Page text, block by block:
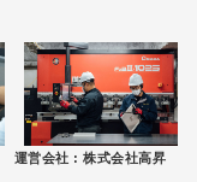
運営会社 : 株式会社高昇